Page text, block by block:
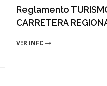
Reglamento
CARRETERA
VER INFO